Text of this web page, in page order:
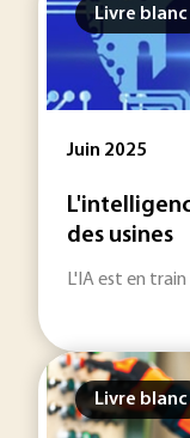
Livre blanc
Juin 2025
des usines
L'IA est en
Livre blanc